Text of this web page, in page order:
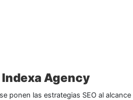
Agency
ponen las estrategias SEO al